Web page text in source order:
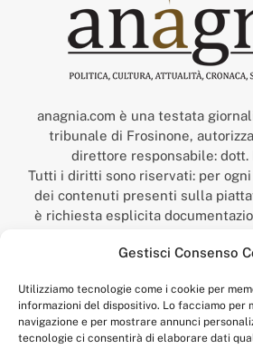
Gestisci Consenso
Utilizziamo tecnologie come i cookie per
informazioni del dispositivo. Lo facciamo per
navigazione e per mostrare annunci
tecnologie ci consentirà di elaborare dati
anagnia.com è una testata
tribunale di Frosinone,
direttore responsabile: dott.
Tutti i diritti sono riservati: per
dei contenuti presenti sulla
è richiesta esplicita
“Anagnia” è un marchio registrato
Economico,
num. registrazione:
Per contatti: